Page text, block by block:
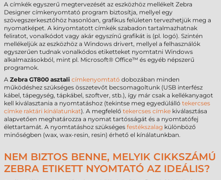
A címkék egyszerű megtervezését az eszközhöz mellékelt Zebra
Designer címkenyomtató program biztosítja, mellyel egy
szövegszerkesztőhöz hasonlóan, grafikus felületen tervezhetjük meg a
nyomatképet. A kinyomtatott címkék szabadon tartalmazhatnak
feliratot, vonalkódot vagy akár egyszínű grafikát is (pl. logó). Szintén
mellékeljük az eszközhöz a Windows drivert, mellyel a felhasználók
egyszerűen tudnak vonalkódos etiketteket nyomtatni Windows
alkalmazásokból, mint pl. Microsoft® Office™ és egyéb népszerű
programok.
A Zebra GT800 asztali címkenyomtató dobozában minden
működéshez szükséges összetevőt becsomagoltunk (USB interfész
kábel, tápegység, tápkábel, szoftver, stb.), így már csak a kellékanyagot
kell kiválasztania a nyomtatáshoz (tekintse meg egyedülálló tekercses
címke raktári kínálatunkat). A megfelelő tekercses címke kiválasztása
alapvetően meghatározza a nyomat tartósságát és a nyomtatófej
élettartamát. A nyomtatáshoz szükséges festékszalag különböző
minőségben (wax, wax-resin, resin) érhető el kínálatunkban.
NEM BIZTOS BENNE, MELYIK CIKKSZÁMÚ
ZEBRA ETIKETT NYOMTATÓ AZ IDEÁLIS?